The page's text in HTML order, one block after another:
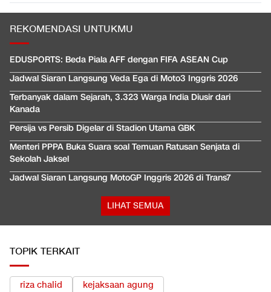
REKOMENDASI UNTUKMU
EDUSPORTS: Beda Piala AFF dengan FIFA ASEAN Cup
Jadwal Siaran Langsung Veda Ega di Moto3 Inggris 2026
Terbanyak dalam Sejarah, 3.323 Warga India Diusir dari
Kanada
Persija vs Persib Digelar di Stadion Utama GBK
Menteri PPPA Buka Suara soal Temuan Ratusan Senjata di
Sekolah Jaksel
Jadwal Siaran Langsung MotoGP Inggris 2026 di Trans7
LIHAT SEMUA
TOPIK TERKAIT
riza chalid
kejaksaan agung